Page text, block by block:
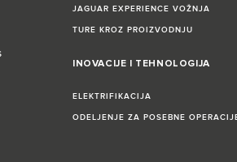
JAGUAR EXPERIENCE VOŽNJA
TURE KROZ PROIZVODNJU
INOVACIJE I TEHNOLOGIJA
ELEKTRIFIKACIJA
ODELJENJE ZA POSEBNE